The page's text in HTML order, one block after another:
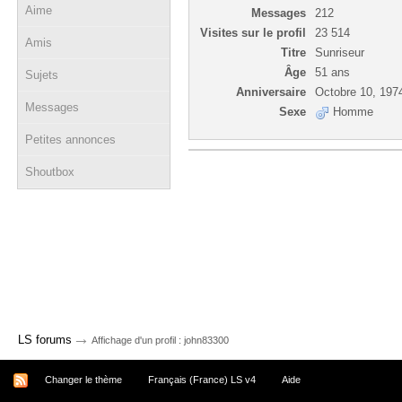
Aime
Amis
Sujets
Messages
Petites annonces
Shoutbox
Messages
212
Visites sur le profil
23 514
Titre
Sunriseur
Âge
51 ans
Anniversaire
Octobre 10,
Sexe
Homme
LS forums → Affichage d'un profil : john83300
Changer le thème Français (France) LS v4 Aide